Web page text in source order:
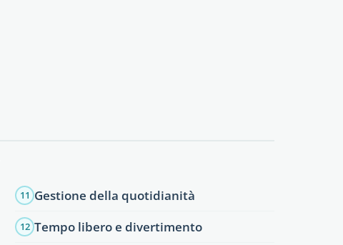
11 Gestione della quotidianità
12 Tempo libero e divertimento